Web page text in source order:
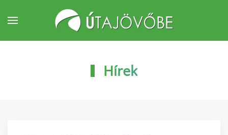
Fő tartalom átugrása
Hírek